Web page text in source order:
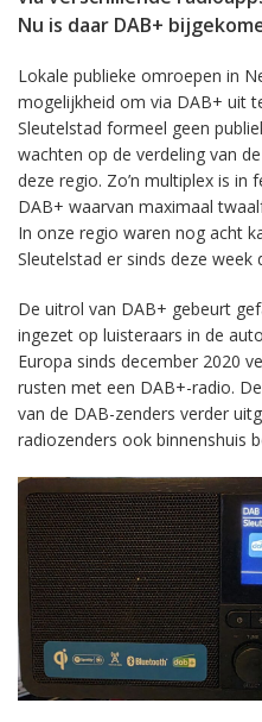
Nu is daar DAB+
Lokale publieke omroepen in
mogelijkheid om via DAB+ uit
Sleutelstad formeel geen
wachten op de verdeling van
deze regio. Zo’n multiplex is in
DAB+ waarvan maximaal
In onze regio waren nog acht
Sleutelstad er sinds deze week
De uitrol van DAB+ gebeurt
ingezet op luisteraars in de
Europa sinds december 2020
rusten met een DAB+-radio.
van de DAB-zenders verder
radiozenders ook binnenshuis